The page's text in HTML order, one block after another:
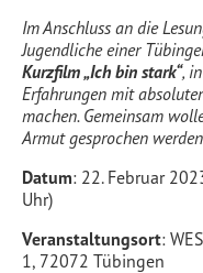
Im Anschluss an die
Jugendliche einer
Kurzfilm „Ich bin stark“,
Erfahrungen mit
machen. Gemeinsam
Armut gesprochen
Datum: 22. Februar
Uhr)
Veranstaltungsort:
1, 72072 Tübingen